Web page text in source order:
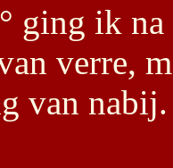
ging ik
verre,
van